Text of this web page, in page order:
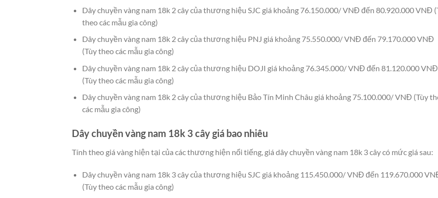
Dây chuyền vàng nam 18k 2 cây của thương hiệu SJC giá khoảng 76.150.000/ VNĐ đến 80.920.000 VNĐ
theo các mẫu gia công)
Dây chuyền vàng nam 18k 2 cây của thương hiệu PNJ giá khoảng 75.550.000/ VNĐ đến 79.170.000 VNĐ
(Tùy theo các mẫu gia công)
Dây chuyền vàng nam 18k 2 cây của thương hiệu DOJI giá khoảng 76.345.000/ VNĐ đến 81.120.000 VNĐ
(Tùy theo các mẫu gia công)
Dây chuyền vàng nam 18k 2 cây của thương hiệu Bảo Tín Minh Châu giá khoảng 75.100.000/ VNĐ (Tùy
các mẫu gia công)
Dây chuyền vàng nam 18k 3 cây giá bao nhiêu
Tính theo giá vàng hiện tại của các thương hiện nổi tiếng, giá dây chuyền vàng nam 18k 3 cây có mức giá sau:
Dây chuyền vàng nam 18k 3 cây của thương hiệu SJC giá khoảng 115.450.000/ VNĐ đến 119.670.000
(Tùy theo các mẫu gia công)